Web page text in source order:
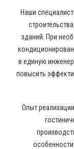
Наши
зданий. При
в единую
повысить
Опыт